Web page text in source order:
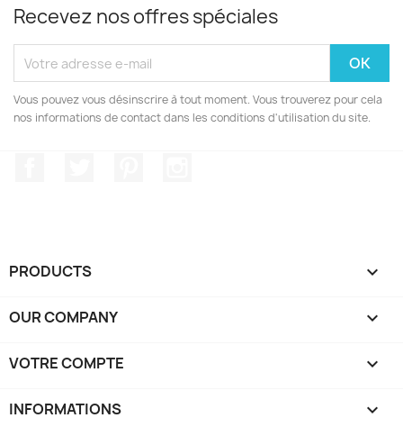
Recevez nos offres spéciales
Vous pouvez vous désinscrire à tout moment. Vous trouverez pour cela
nos informations de contact dans les conditions d'utilisation du site.
PRODUCTS 
OUR COMPANY 
VOTRE COMPTE 
INFORMATIONS keyboard_arrow_down